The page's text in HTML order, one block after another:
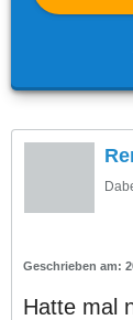
Hatte mal